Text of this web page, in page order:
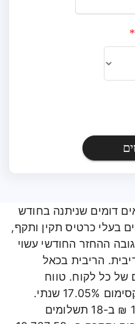
*
דומים שניתנה בחודש
בעלי כרטיס תקין ותקף,
מינימום פריים 2%+. גובה ההחזר החודשי עשוי
הריבית בכאל
של כל לקוח. טווח
הריביות מינימום 7.20% ומקסימום 17.05% שנתי.
למשל, בהלוואה ע"ס 10,000 ₪ ב-18 תשלומים